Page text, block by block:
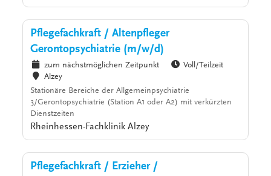
Pflegefachkraft / Altenpfleger
Gerontopsychiatrie (m/w/d)
zum nächstmöglichen Zeitpunkt
Voll/Teilzeit
Alzey
Stationäre Bereiche der Allgemeinpsychiatrie
3/Gerontopsychiatrie (Station A1 oder A2) mit verkürzten
Dienstzeiten
Rheinhessen-Fachklinik Alzey
Pflegefachkraft / Erzieher /